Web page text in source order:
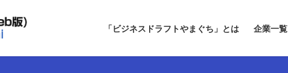
「ビジネスドラフトやまぐち」とは 企業一覧